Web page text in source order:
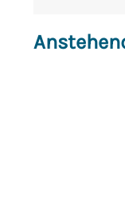
Hinweis